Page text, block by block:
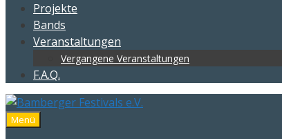
Projekte
Bands
Veranstaltungen
Vergangene Veranstaltungen
F.A.Q.
Menü